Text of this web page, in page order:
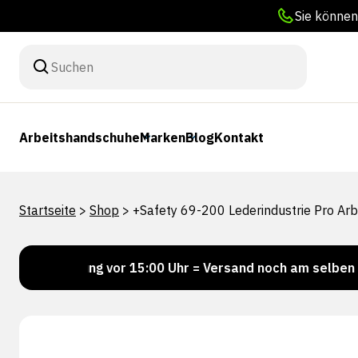
Sie
ArbeitshandschuheMarkenBlogKontakt
Startseite > Shop > +Safety 69-200 Lederindustrie Pro
vor 15:00 Uhr = Versand noch am selben Tag